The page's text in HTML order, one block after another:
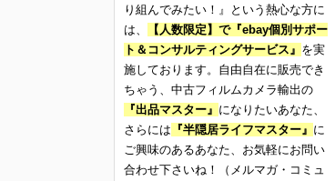
り組んでみたい！』という熱心な方に
は、
【人数限定】で『ebay個別サポー
ト＆コンサルティングサービス』 を実
施しております。自由自在に販売でき
ちゃう、中古フィルムカメラ輸出の
『出品マスター』 になりたいあなた、
さらには 『半隠居ライフマスター』 に
ご興味のあるあなた、お気軽にお問い
合わせ下さいね！（メルマガ・コミュ